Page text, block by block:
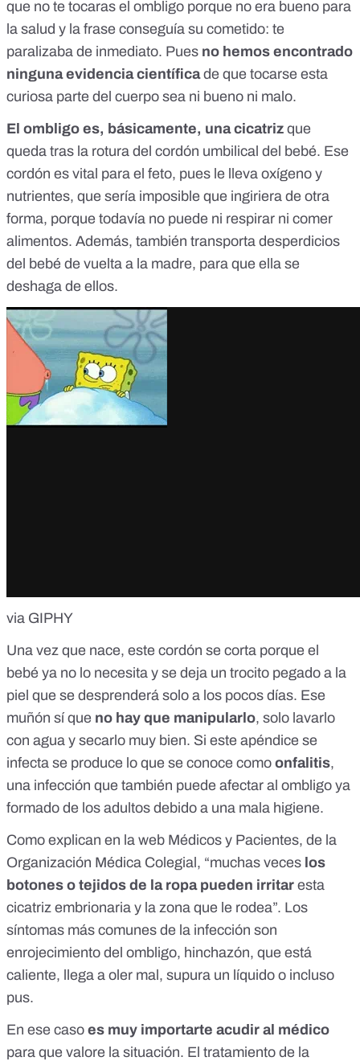
que no te tocaras el ombligo porque no era bueno para
la salud y la frase conseguía su cometido: te
paralizaba de inmediato. Pues no hemos encontrado
ninguna evidencia científicade que tocarse esta
curiosa parte del cuerpo sea ni bueno ni malo.
El ombligo es, básicamente, una cicatriz que
queda tras la rotura del cordón umbilical del bebé. Ese
cordón es vital para el feto, pues le lleva oxígeno y
nutrientes, que sería imposible que ingiriera de otra
forma, porque todavía no puede ni respirar ni comer
alimentos. Además, también transporta desperdicios
del bebé de vuelta a la madre, para que ella se
deshaga de ellos.
via GIPHY
Una vez que nace, este cordón se corta porque el
bebé ya no lo necesita y se deja un trocito pegado a la
piel que se desprenderá solo a los pocos días. Ese
muñón sí que no hay que manipularlo, solo lavarlo
con agua y secarlo muy bien. Si este apéndice se
infecta se produce lo que se conoce como onfalitis,
una infección que también puede afectar al ombligo ya
formado de los adultos debido a una mala higiene.
Como explican en la web Médicos y Pacientes, de la
Organización Médica Colegial, “muchas veces los
botones o tejidos de la ropa pueden irritar esta
cicatriz embrionaria y la zona que le rodea”. Los
síntomas más comunes de la infección son
enrojecimiento del ombligo, hinchazón, que está
caliente, llega a oler mal, supura un líquido o incluso
pus.
En ese caso es muy importarte acudir al médico
para que valore la situación. El tratamiento de la